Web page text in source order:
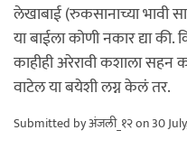
लेखाबाई (रुकसानाच्या भावी
या बाईला कोणी नकार द्या
काहीही अरेरावी कशाला
वाटेल या बयेशी लग्न केलं तर.
Submitted byअंजली_१२on 30